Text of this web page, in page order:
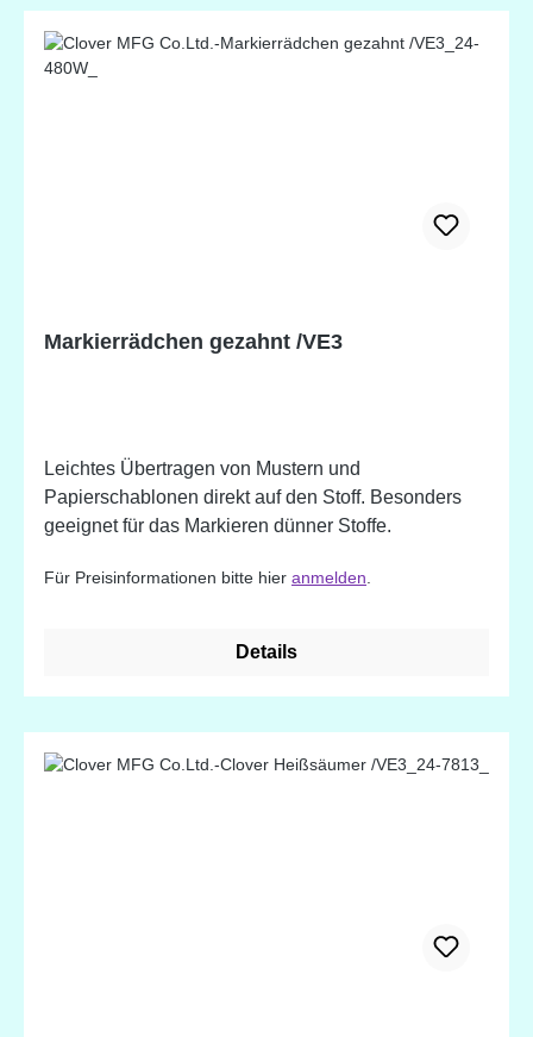
Markierrädchen gezahnt /VE3
Leichtes Übertragen von Mustern und
Papierschablonen direkt auf den Stoff. Besonders
geeignet für das Markieren dünner Stoffe.
Für Preisinformationen bitte hier anmelden
Details